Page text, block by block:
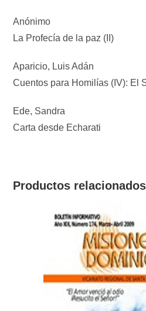
Anónimo
La Profecía de la paz (II)
Aparicio, Luis Adán
Cuentos para Homilías (IV): El
Ede, Sandra
Carta desde Echarati
Productos relacionados